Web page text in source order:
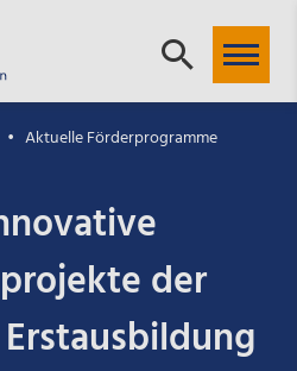
Aktuelle Förderprogramme
der